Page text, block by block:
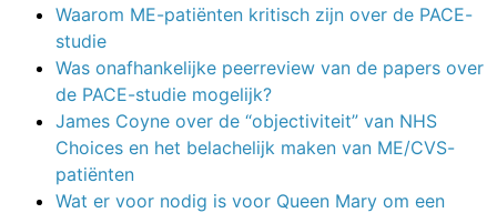
Waarom ME-patiënten kritisch zijn over de PACE-
studie
Was onafhankelijke peerreview van de papers over
de PACE-studie mogelijk?
James Coyne over de “objectiviteit” van NHS
Choices en het belachelijk maken van ME/CVS-
patiënten
Wat er voor nodig is voor Queen Mary om een